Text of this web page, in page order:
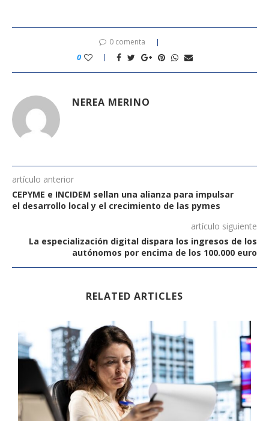
0 comenta
0
NEREA MERINO
artículo anterior
CEPYME e INCIDEM sellan una alianza para impulsar
el desarrollo local y el crecimiento de las pymes
artículo siguiente
La especialización digital dispara los ingresos de los
autónomos por encima de los 100.000 euro
RELATED ARTICLES